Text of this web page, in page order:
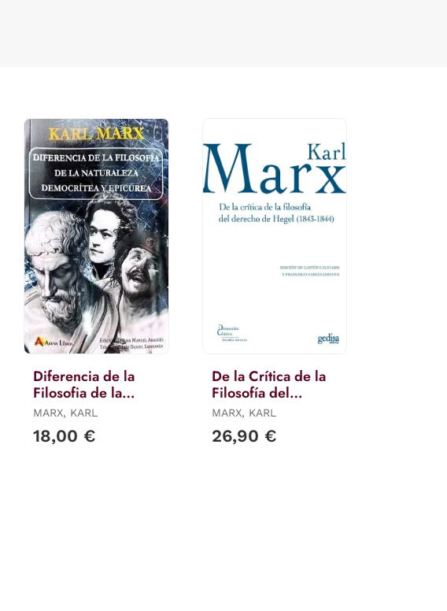
Diferencia de la
Filosofia de la
Naturaleza
Democritea y
Epicurea
MARX, KARL
18,00 €
De la Crítica de la
Filosofía del
Derecho de Hegel
(1843-1844)
MARX, KARL
26,90 €